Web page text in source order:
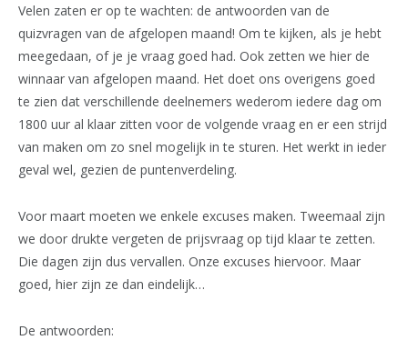
Velen zaten er op te wachten: de antwoorden van de
quizvragen van de afgelopen maand! Om te kijken, als je hebt
meegedaan, of je je vraag goed had. Ook zetten we hier de
winnaar van afgelopen maand. Het doet ons overigens goed
te zien dat verschillende deelnemers wederom iedere dag om
1800 uur al klaar zitten voor de volgende vraag en er een strijd
van maken om zo snel mogelijk in te sturen. Het werkt in ieder
geval wel, gezien de puntenverdeling.
Voor maart moeten we enkele excuses maken. Tweemaal zijn
we door drukte vergeten de prijsvraag op tijd klaar te zetten.
Die dagen zijn dus vervallen. Onze excuses hiervoor. Maar
goed, hier zijn ze dan eindelijk…
De antwoorden: